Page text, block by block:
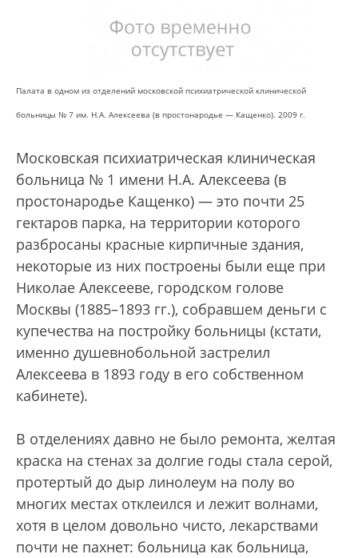
Палата в одном из отделений московской психиатрической клинической
больницы № 7 им. Н.А. Алексеева (в простонародье — Кащенко). 2009 г.
Московская психиатрическая клиническая
больница № 1 имени Н.А. Алексеева (в
простонародье Кащенко) — это почти 25
гектаров парка, на территории которого
разбросаны красные кирпичные здания,
некоторые из них построены были еще при
Николае Алексееве, городском голове
Москвы (1885–1893 гг.), собравшем деньги с
купечества на постройку больницы (кстати,
именно душевнобольной застрелил
Алексеева в 1893 году в его собственном
кабинете).
В отделениях давно не было ремонта, желтая
краска на стенах за долгие годы стала серой,
протертый до дыр линолеум на полу во
многих местах отклеился и лежит волнами,
хотя в целом довольно чисто, лекарствами
почти не пахнет: больница как больница,